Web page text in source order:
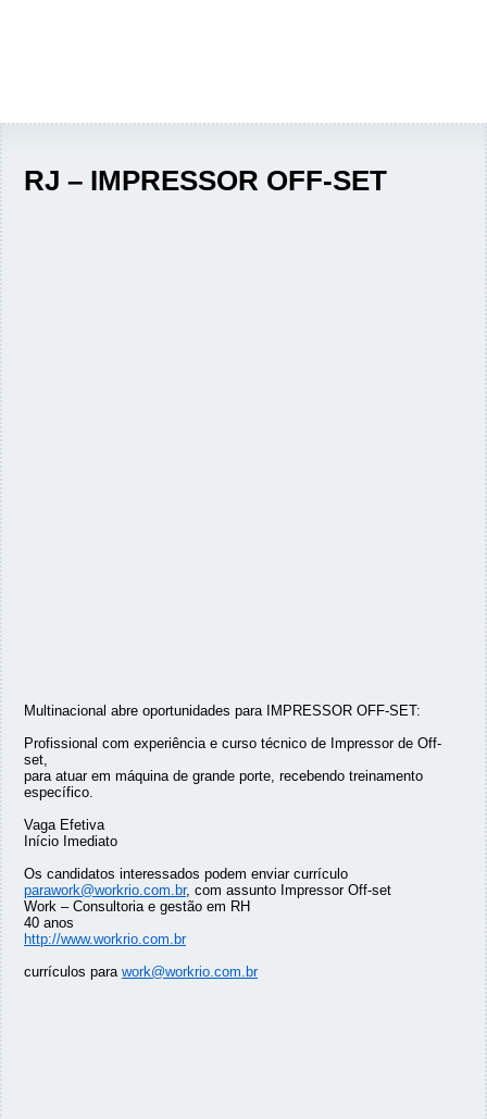
RJ – IMPRESSOR OFF-SET
Multinacional abre oportunidades para IMPRESSOR OFF-SET:
Profissional com experiência e curso técnico de Impressor de Off-
set,
para atuar em máquina de grande porte, recebendo treinamento
específico.
Vaga Efetiva
Início Imediato
Os candidatos interessados podem enviar currículo
parawork@workrio.com.br, com assunto Impressor Off-set
Work – Consultoria e gestão em RH
40 anos
http://www.workrio.com.br
currículos para work@workrio.com.br